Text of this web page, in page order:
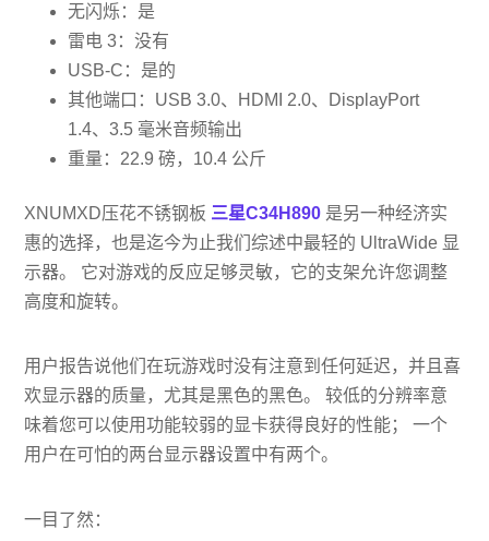
无闪烁：是
雷电 3：没有
USB-C：是的
其他端口：USB 3.0、HDMI 2.0、DisplayPort
1.4、3.5 毫米音频输出
重量：22.9 磅，10.4 公斤
XNUMXD压花不锈钢板 三星C34H890 是另一种经济实
惠的选择，也是迄今为止我们综述中最轻的 UltraWide 显
示器。 它对游戏的反应足够灵敏，它的支架允许您调整
高度和旋转。
用户报告说他们在玩游戏时没有注意到任何延迟，并且喜
欢显示器的质量，尤其是黑色的黑色。 较低的分辨率意
味着您可以使用功能较弱的显卡获得良好的性能； 一个
用户在可怕的两台显示器设置中有两个。
一目了然：